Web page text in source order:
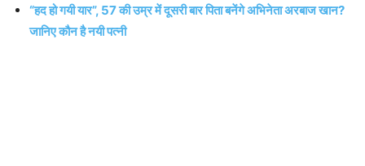
“हद हो गयी यार”, 57 की उम्र में दूसरी बार पिता बनेंगे अभिनेता अरबाज खान?
जानिए कौन है नयी पत्नी